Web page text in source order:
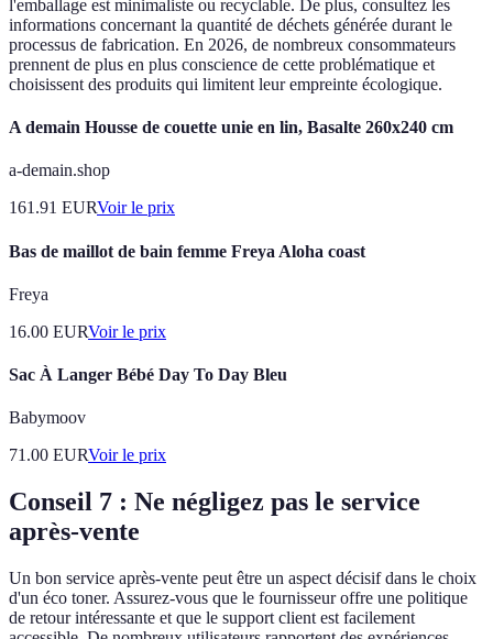
l'emballage est minimaliste ou recyclable. De plus, consultez les
informations concernant la quantité de déchets générée durant le
processus de fabrication. En 2026, de nombreux consommateurs
prennent de plus en plus conscience de cette problématique et
choisissent des produits qui limitent leur empreinte écologique.
A demain Housse de couette unie en lin, Basalte 260x240 cm
a-demain.shop
161.91 EURVoir le prix
Bas de maillot de bain femme Freya Aloha coast
Freya
16.00 EURVoir le prix
Sac À Langer Bébé Day To Day Bleu
Babymoov
71.00 EURVoir le prix
Conseil 7 : Ne négligez pas le service
après-vente
Un bon service après-vente peut être un aspect décisif dans le choix
d'un éco toner. Assurez-vous que le fournisseur offre une politique
de retour intéressante et que le support client est facilement